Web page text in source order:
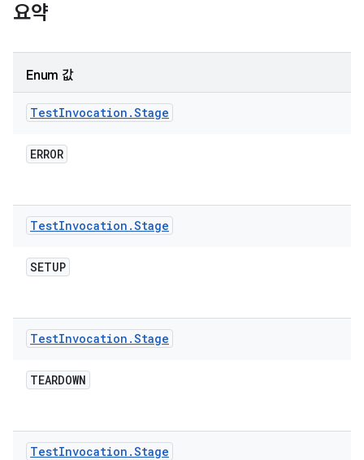
요약
Enum 값
TestInvocation .Stage
ERROR
TestInvocation .Stage
SETUP
TestInvocation .Stage
TEARDOWN
TestInvocation .Stage